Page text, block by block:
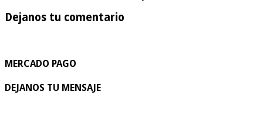
Dejanos tu comentario
MERCADO PAGO
DEJANOS TU MENSAJE